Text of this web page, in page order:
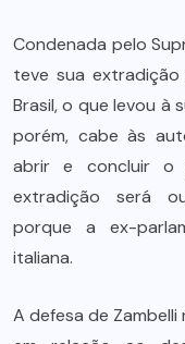
Condenada pelo
teve sua
Brasil, o que levou à
porém, cabe às
abrir e concluir o
extradição será
porque a ex-
italiana.
A defesa de